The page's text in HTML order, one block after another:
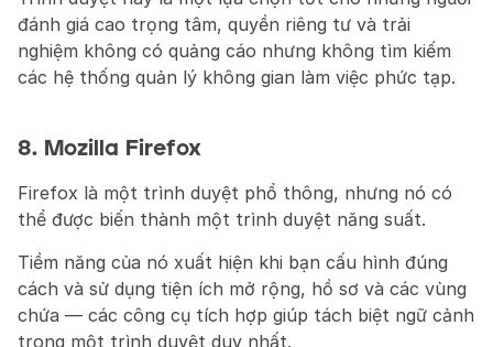
đánh giá cao trọng tâm, quyền riêng tư và trải
nghiệm không có quảng cáo nhưng không tìm kiếm
các hệ thống quản lý không gian làm việc phức tạp.
8. Mozilla Firefox
Firefox là một trình duyệt phổ thông, nhưng nó có
thể được biến thành một trình duyệt năng suất.
Tiềm năng của nó xuất hiện khi bạn cấu hình đúng
cách và sử dụng tiện ích mở rộng, hồ sơ và các vùng
chứa — các công cụ tích hợp giúp tách biệt ngữ cảnh
trong một trình duyệt duy nhất.